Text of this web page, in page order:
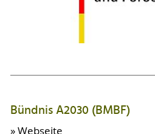
Bündnis A2030 (BMBF)
»Webseite